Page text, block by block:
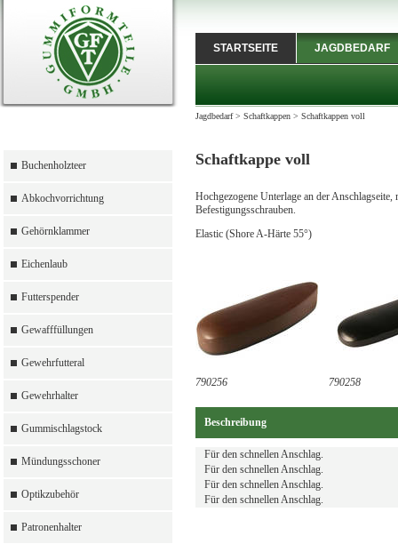
Buchenholzteer
Abkochvorrichtung
Gehörnklammer
Eichenlaub
Futterspender
Gewafffüllungen
Gewehrfutteral
Gewehrhalter
Gummischlagstock
Mündungsschoner
Optikzubehör
Patronenhalter
STARTSEITE JAGDBEDARF
Jagdbedarf> Schaftkappen > Schaftkappen voll
Schaftkappe voll
Hochgezogene Unterlage an der
Befestigungsschrauben.
Elastic (Shore A-Härte 55°)
790256 790258
Beschreibung
Für den schnellen Anschlag.
Für den schnellen Anschlag.
Für den schnellen Anschlag.
Für den schnellen Anschlag.